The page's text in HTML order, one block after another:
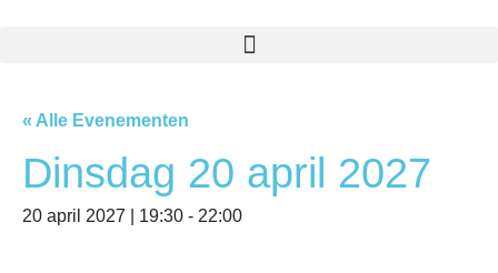
« Alle Evenementen
Dinsdag 20 april 2027
20 april 2027 | 19:30 - 22:00